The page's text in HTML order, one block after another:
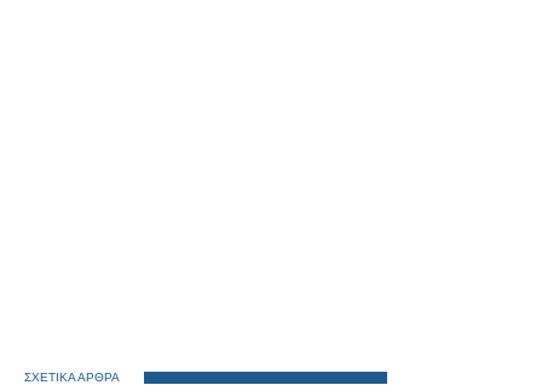
ΣΧΕΤΙΚΑ ΑΡΘΡΑ